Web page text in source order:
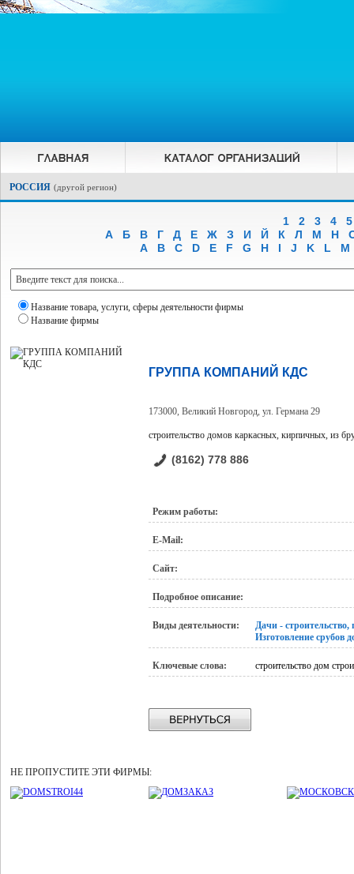
РОССИЯ (другой регион)
1 2 3 4
5
А
Б В Г Д Е Ж З И Й К Л М Н
A
B C D E F G H I J K L M
Название товара, услуги, сферы деятельности фирмы
Название фирмы
ГРУППА КОМПАНИЙ КДС
173000, Великий Новгород, ул. Германа 29
строительство домов каркасных, кирпичных, из
(8162) 778 886
Режим работы:
E-Mail:
Сайт:
Подробное описание:
Виды деятельности:
Дачи - строительство,
Изготовление срубов
Ключевые слова: строительство дом
НЕ ПРОПУСТИТЕ ЭТИ ФИРМЫ: